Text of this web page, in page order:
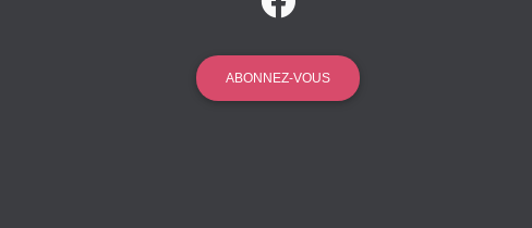
ABONNEZ-VOUS